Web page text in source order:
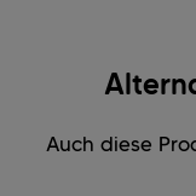
Auch diese